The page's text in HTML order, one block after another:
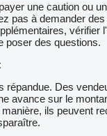
une caution ou
pas à demander
vérifier
poser des questions.
répandue. Des
avance sur le
ils peuvent